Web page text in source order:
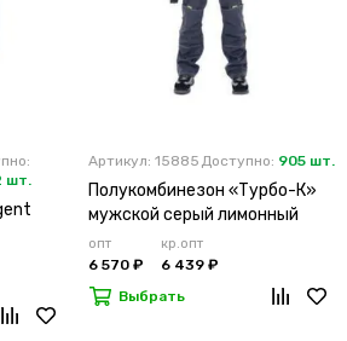
шт.
Артикул: 15885 Доступно: 905 шт.
Полукомбинезон «Турбо-К»
мужской серый лимонный
опт
6 570 ₽
кр.опт
6 439 ₽
Выбрать